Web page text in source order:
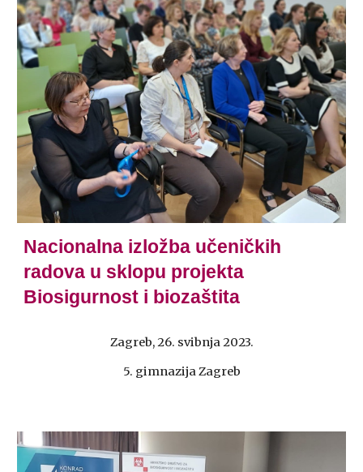
Nacionalna izložba učeničkih
radova u sklopu projekta
Biosigurnost i biozaštita
Zagreb, 26. svibnja 2023.
5. gimnazija Zagreb